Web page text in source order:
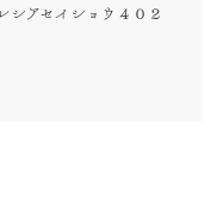
アセイショウ４０２